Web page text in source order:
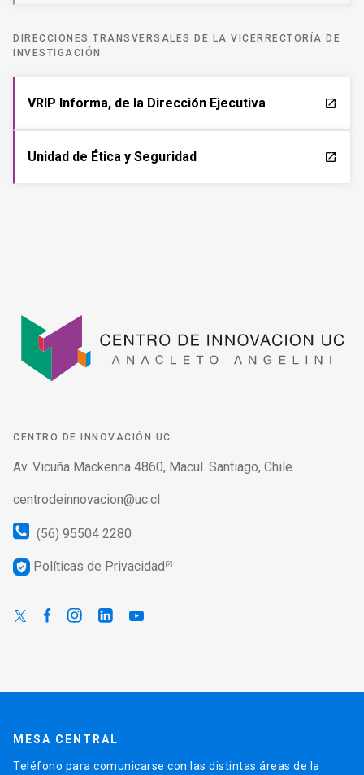
DIRECCIONES TRANSVERSALES DE LA VICERRECTORÍA DE
INVESTIGACIÓN
VRIP Informa, de la Dirección Ejecutiva launch
Unidad de Ética y Seguridad launch
CENTRO DE INNOVACIÓN UC
Av. Vicuña Mackenna 4860, Macul. Santiago, Chile
centrodeinnovacion@uc.cl
(56) 95504 2280
verified_user Políticas de Privacidad
MESA CENTRAL
Teléfono para comunicarse con las distintas áreas de la